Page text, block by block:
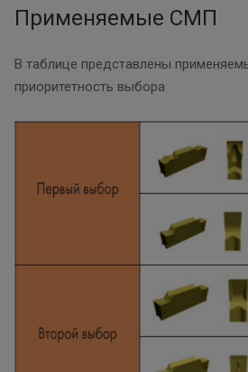
Применяемые СМП
В таблице представлены
приоритетность выбора